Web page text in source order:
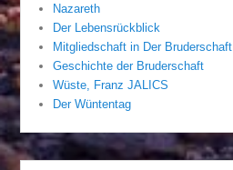
Nazareth
Der Lebensrückblick
Mitgliedschaft in Der Bruderschaft
Geschichte der Bruderschaft
Wüste, Franz JALICS
Der Wüntentag